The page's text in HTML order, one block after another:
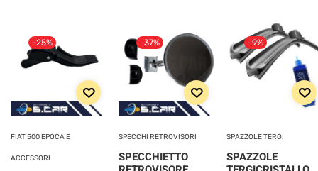
-25%
FIAT 500 EPOCA E
ACCESSORI
-37%
SPECCHI RETROVISORI
SPECCHIETTO
-9%
SPAZZOLE TERG.
SPAZZOLE